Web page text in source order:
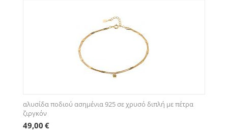
αλυσίδα ποδιού ασημένια 925 σε χρυσό διπλή με πέτρα
ζιργκόν
49,00 €